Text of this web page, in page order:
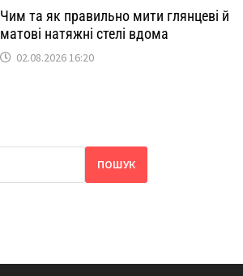
Чим та як правильно мити глянцеві й
матові натяжні стелі вдома
02.08.2026 16:20
ПОШУК